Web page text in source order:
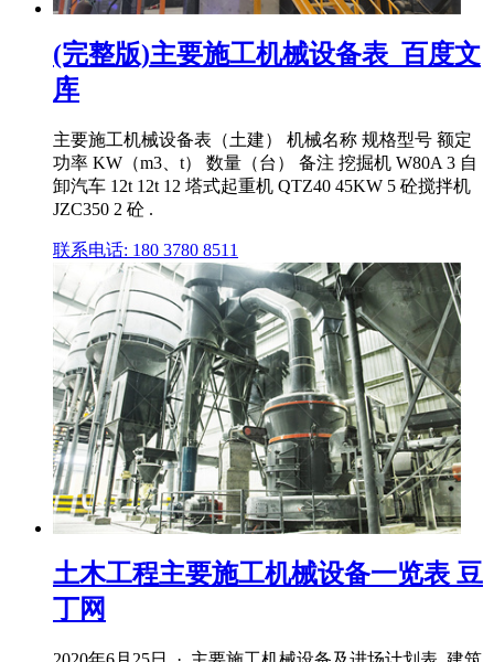
(完整版)主要施工机械设备表_百度文
库
主要施工机械设备表（土建） 机械名称 规格型号 额定
功率 KW（m3、t） 数量（台） 备注 挖掘机 W80A 3 自
卸汽车 12t 12t 12 塔式起重机 QTZ40 45KW 5 砼搅拌机
JZC350 2 砼 .
联系电话: 180 3780 8511
土木工程主要施工机械设备一览表 豆
丁网